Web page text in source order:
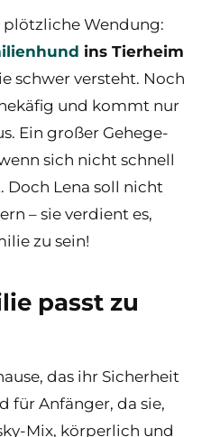
plötzliche Wendung:
ins Tierheim
schwer versteht. Noch
und kommt nur
Ein großer Gehege-
sich nicht schnell
Doch Lena soll nicht
– sie verdient es,
zu sein!
passt zu
das ihr Sicherheit
für Anfänger, da sie,
Mix, körperlich und